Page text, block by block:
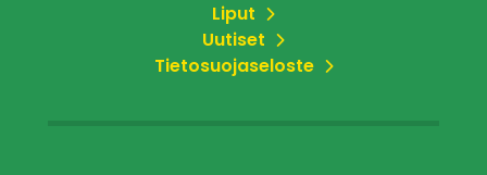
Liput
Uutiset
Tietosuojaseloste